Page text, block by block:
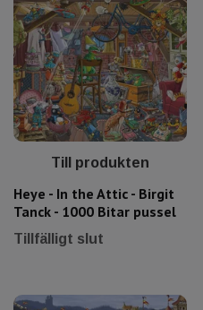
Till produkten
Heye - In the Attic - Birgit
Tanck - 1000 Bitar pussel
Tillfälligt slut